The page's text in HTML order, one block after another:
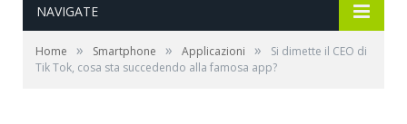
NAVIGATE
Home » Smartphone » Applicazioni »
Si dimette il CEO di
Tik Tok, cosa sta succedendo alla famosa app?